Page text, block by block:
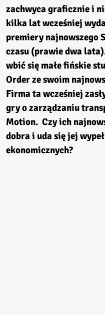
zachwyca graficznie i
kilka lat wcześniej
premiery najnowszego
czasu (prawie dwa
wbić się małe fińskie
Order ze swoim
Firma ta wcześniej
gry o zarządzaniu
Motion. Czy ich
dobra i uda się jej
ekonomicznych?